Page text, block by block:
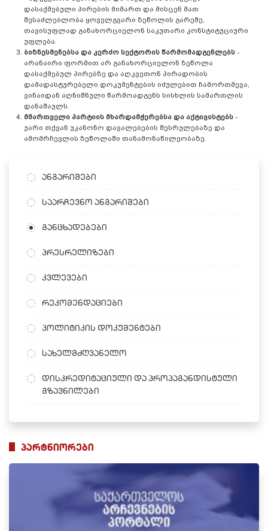
დასაქმებული პირების მიმართ და მისცენ მათ
შესაძლებლობა ყოველგვარი ზეწოლის გარეშე,
თავისუფლად განახორციელონ საკუთარი კონსტიტუციური
უფლება.
ბიზნესმენებსა და კერძო სექტორის წარმომადგენლებს -
არანაირი ფორმით არ განახორციელონ ზეწოლა
დასაქმებულ პირებზე და აღკვეთონ პირადობის
დამადასტურებელი დოკუმენტების იძულებით ჩამორთმევა,
ვინაიდან აღნიშნული წარმოადგენს სისხლის სამართლის
დანაშაულს.
მმართველი პარტიის მხარდამჭერებსა და აქტივისტებს -
უარი თქვან უკანონო დავალებების შესრულებაზე და
ამომრჩევლის ზეწოლაში თანამონაწილეობაზე.
ანგარიშები
საარჩევნო ანგარიშები
განცხადებები
პრესრელიზები
კვლევები
რეკომენდაციები
პოლიტიკის დოკუმენტები
სახელმძღვანელო
დისკრედიტაციული და პროპაგანდისტული
გზავნილები
პარტნიორები